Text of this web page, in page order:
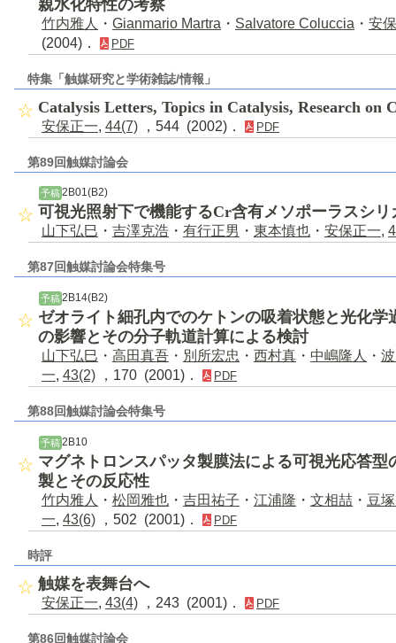
親水化特性の考察
竹内雅人 ・ Gianmario Martra ・ Salvatore Coluccia ・ 安
(2004)．
PDF
特集「触媒研究と学術雑誌/情報」
Catalysis Letters, Topics in Catalysis, Research on
安保正一, 44(7) ，544 (2002)． PDF
第89回触媒討論会
予稿 2B01(B2)
可視光照射下で機能するCr含有メソポーラスシリ
山下弘巳 ・ 吉澤克浩 ・ 有行正男 ・ 東本慎也 ・ 安保正一,
第87回触媒討論会特集号
予稿 2B14(B2)
ゼオライト細孔内でのケトンの吸着状態と光化
の影響とその分子軌道計算による検討
山下弘巳 ・ 高田真吾 ・ 別所宏忠 ・ 西村真 ・ 中嶋隆人 ・
一, 43(2) ，170 (2001)． PDF
第88回触媒討論会特集号
予稿2B10
マグネトロンスパッタ製膜法による可視光応答
製とその反応性
竹内雅人 ・ 松岡雅也 ・ 吉田祐子 ・ 江浦隆 ・ 文相喆 ・ 豆
一, 43(6) ，502 (2001)． PDF
時評
触媒を表舞台へ
安保正一, 43(4) ，243 (2001)． PDF
第86回触媒討論会